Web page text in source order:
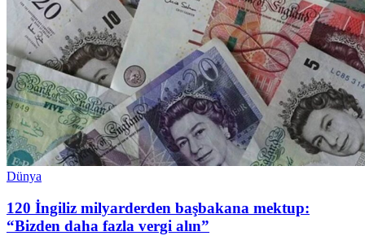
Dünya
120 İngiliz milyarderden başbakana mektup:
“Bizden daha fazla vergi alın”